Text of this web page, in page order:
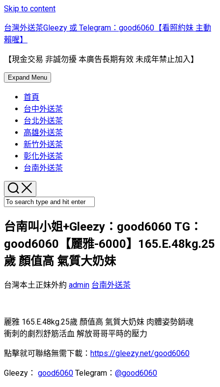
Skip to content
台灣外送茶Gleezy 或 Telegram：good6060【看照約妹 主動
賴喔】
【現金交易 非誠勿擾 本廣告長期有效 未成年禁止加入】
Expand Menu
首頁
台中外送茶
台北外送茶
高雄外送茶
新竹外送茶
彰化外送茶
台南外送茶
台南叫小姐+Gleezy：good6060 TG：
good6060【麗雅-6000】165.E.48kg.25
歲 顏值高 氣質大奶妹
台灣本土正妹外約 admin 台南外送茶
麗雅 165.E.48kg.25歲 顏值高 氣質大奶妹 肉體姿勢銷魂
衝刺的劇烈舒筋活血 解放哥哥平時的壓力
點擊就可聯絡無需下載： https://gleezy.net/good6060
Gleezy： good6060 Telegram： @good6060